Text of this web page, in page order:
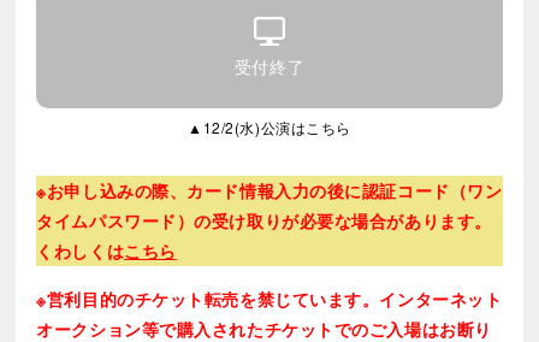
※お食事券の有効期限は公演日から3カ月となります。
※混雑時はお席へのご案内に1時間程度のお時間がかか
お時間に余裕を持ってお越しいただけますようお願
・11:00公演…14:00～16:00
・13:30公演…(観劇前)11:30～13:30、(観劇後)17:00
～19:00
※お食事券の有効期限は 当日中
となります。
※上記から利用時間をお選びください。
受付終了
▲12/2(水)公演はこちら
※お申し込みの際、カード情報入力の後に認証コード（ワン
タイムパスワード）の受け取りが必要な場合があります。
くわしくはこちら
※営利目的のチケット転売を禁じています。インターネット
オークション等で購入されたチケットでのご入場はお断り